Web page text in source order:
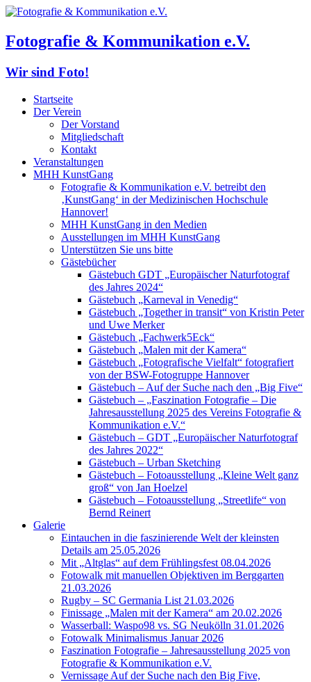
Fotografie & Kommunikation e.V.
Wir sind Foto!
Startseite
Der Verein
Der Vorstand
Mitgliedschaft
Kontakt
Veranstaltungen
MHH KunstGang
Fotografie & Kommunikation e.V. betreibt den
‚KunstGang‘ in der Medizinischen Hochschule
Hannover!
MHH KunstGang in den Medien
Ausstellungen im MHH KunstGang
Unterstützen Sie uns bitte
Gästebücher
Gästebuch GDT „Europäischer Naturfotograf
des Jahres 2024“
Gästebuch „Karneval in Venedig“
Gästebuch „Together in transit“ von Kristin Peter
und Uwe Merker
Gästebuch „Fachwerk5Eck“
Gästebuch „Malen mit der Kamera“
Gästebuch „Fotografische Vielfalt“ fotografiert
von der BSW-Fotogruppe Hannover
Gästebuch – Auf der Suche nach den „Big Five“
Gästebuch – „Faszination Fotografie – Die
Jahresausstellung 2025 des Vereins Fotografie &
Kommunikation e.V.“
Gästebuch – GDT „Europäischer Naturfotograf
des Jahres 2022“
Gästebuch – Urban Sketching
Gästebuch – Fotoausstellung „Kleine Welt ganz
groß“ von Jan Hoelzel
Gästebuch – Fotoausstellung „Streetlife“ von
Bernd Reinert
Galerie
Eintauchen in die faszinierende Welt der kleinsten
Details am 25.05.2026
Mit „Altglas“ auf dem Frühlingsfest 08.04.2026
Fotowalk mit manuellen Objektiven im Berggarten
21.03.2026
Rugby – SC Germania List 21.03.2026
Finissage „Malen mit der Kamera“ am 20.02.2026
Wasserball: Waspo98 vs. SG Neukölln 31.01.2026
Fotowalk Minimalismus Januar 2026
Faszination Fotografie – Jahresausstellung 2025 von
Fotografie & Kommunikation e.V.
Vernissage Auf der Suche nach den Big Five,